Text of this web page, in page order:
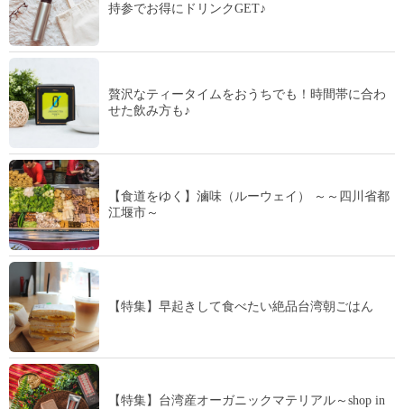
持参でお得にドリンクGET♪
贅沢なティータイムをおうちでも！時間帯に合わ
せた飲み方も♪
【食道をゆく】滷味（ルーウェイ） ～～四川省都
江堰市～
【特集】早起きして食べたい絶品台湾朝ごはん
【特集】台湾産オーガニックマテリアル～shop in